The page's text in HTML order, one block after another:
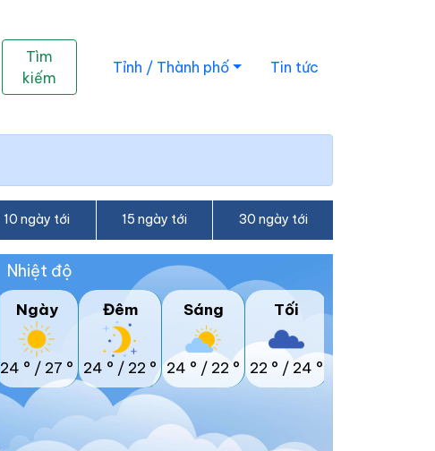
Tìm
kiếm
Tỉnh / Thành phố Tin tức
10 ngày tới 15 ngày tới 30 ngày tới
Nhiệt độ
Ngày
24 ° / 27 °
Đêm
24 ° / 22 °
Sáng
24 ° / 22 °
Tối
22 ° / 24 °